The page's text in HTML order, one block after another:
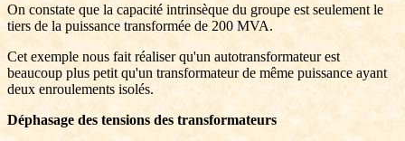
On constate que la capacité intrinsèque du groupe est seulement le
tiers de la puissance transformée de 200 MVA.
Cet exemple nous fait réaliser qu'un autotransformateur est
beaucoup plus petit qu'un transformateur de même puissance ayant
deux enroulements isolés.
Déphasage des tensions des transformateurs